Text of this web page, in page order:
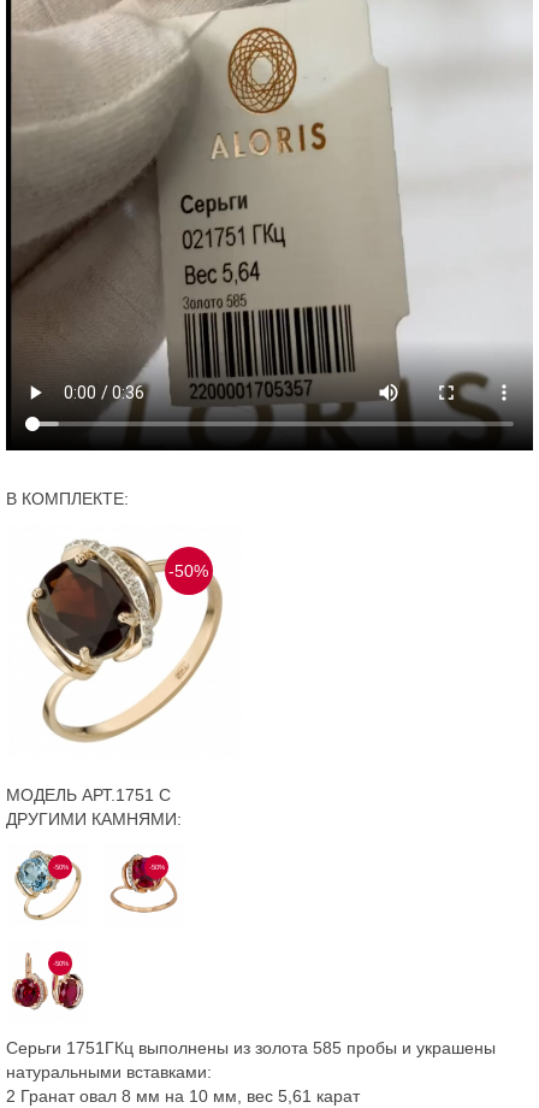
В КОМПЛЕКТЕ:
-50%
МОДЕЛЬ АРТ.1751 С
ДРУГИМИ КАМНЯМИ:
-50% -50%
-50%
Серьги 1751ГКц выполнены из золота 585 пробы и украшены
натуральными вставками:
2 Гранат овал 8 мм на 10 мм, вес 5,61 карат